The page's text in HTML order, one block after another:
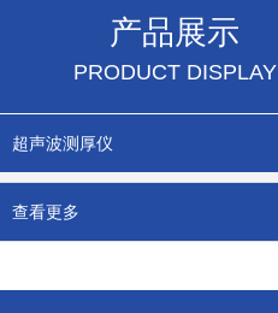
产品展示
PRODUCT DISPLAY
超声波测厚仪
查看更多